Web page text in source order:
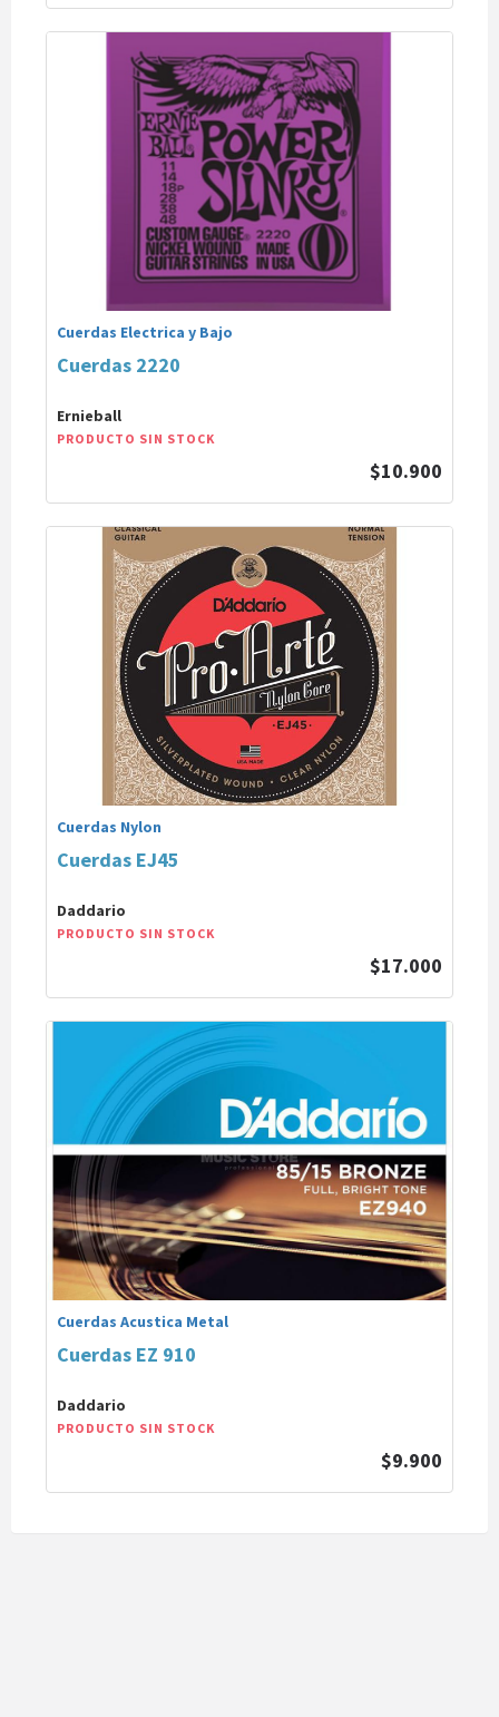
Cuerdas Electrica y Bajo
Cuerdas 2220
Ernieball
PRODUCTO SIN STOCK
$10.900
Cuerdas Nylon
Cuerdas EJ45
Daddario
PRODUCTO SIN STOCK
$17.000
Cuerdas Acustica Metal
Cuerdas EZ 910
Daddario
PRODUCTO SIN STOCK
$9.900